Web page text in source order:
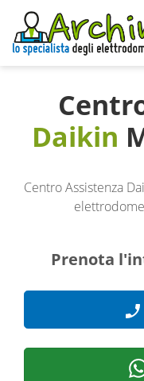
Daikin
Centro Assistenza
Prenota